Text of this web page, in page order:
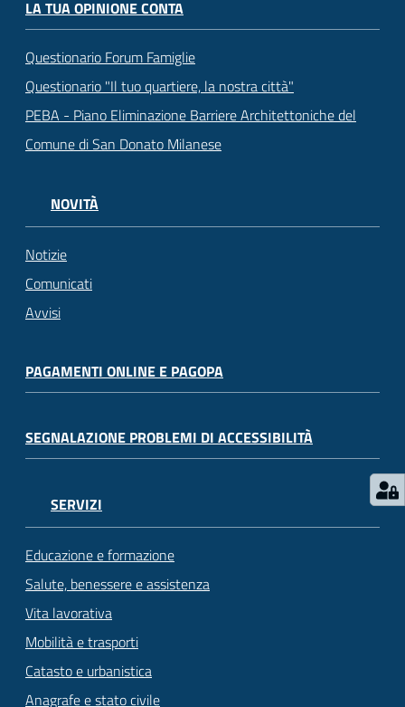
LA TUA OPINIONE CONTA
Questionario Forum Famiglie
Questionario "Il tuo quartiere, la nostra città"
PEBA - Piano Eliminazione Barriere Architettoniche del
Comune di San Donato Milanese
NOVITÀ
Notizie
Comunicati
Avvisi
PAGAMENTI ONLINE E PAGOPA
SEGNALAZIONE PROBLEMI DI ACCESSIBILITÀ
SERVIZI
Educazione e formazione
Salute, benessere e assistenza
Vita lavorativa
Mobilità e trasporti
Catasto e urbanistica
Anagrafe e stato civile